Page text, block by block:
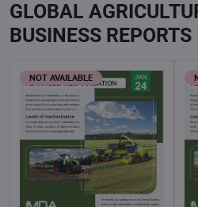
GLOBAL
BUSINESS REPORTS
NOT AVAILABLE